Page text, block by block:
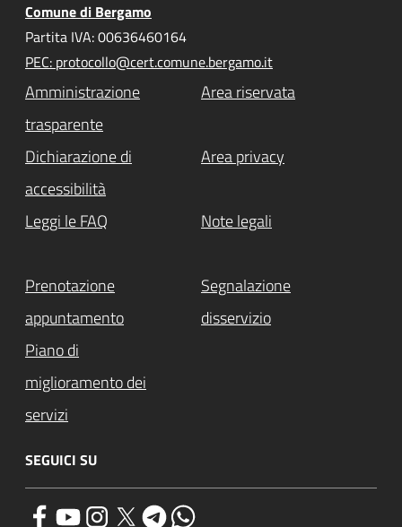
Comune di Bergamo
Partita IVA: 00636460164
PEC: protocollo@cert.comune.bergamo.it
Amministrazione
trasparente
Area riservata
Dichiarazione di
accessibilità
Area privacy
Leggi le FAQ Note legali
Prenotazione
appuntamento
Segnalazione
disservizio
Piano di
miglioramento dei
servizi
SEGUICI SU